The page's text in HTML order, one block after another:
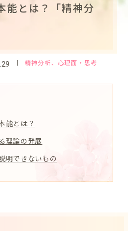
能とは？「精神分
精神分析、心理面・思考
能とは？
理論の発展
明できないもの